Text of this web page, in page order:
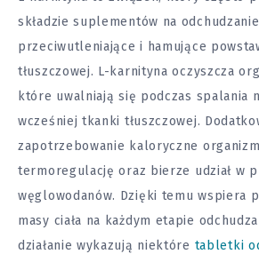
składzie suplementów na
przeciwutleniające i hamujące
tłuszczowej. L-karnityna oczyszcza
które uwalniają się podczas spalania
wcześniej tkanki tłuszczowej.
zapotrzebowanie kaloryczne
termoregulację oraz bierze udział w
węglowodanów. Dzięki temu wspiera
masy ciała na każdym etapie
działanie wykazują niektóre tabletki